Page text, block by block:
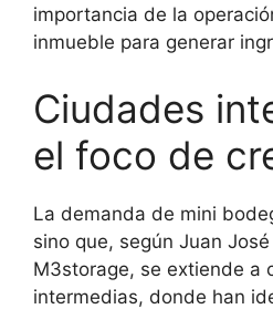
importancia de la
inmueble para generar
Ciudades
el foco de
La demanda de mini
sino que, según Juan
M3storage, se extiende a
intermedias, donde han